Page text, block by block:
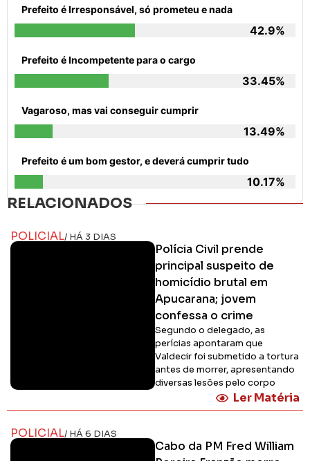
Prefeito é Irresponsável, só prometeu e nada
42.9%
Prefeito é Incompetente para o cargo
33.45%
Vagaroso, mas vai conseguir cumprir
13.49%
Prefeito é um bom gestor, e deverá cumprir tudo
10.17%
RELACIONADOS
POLICIAL/ HÁ 3 DIAS
Polícia Civil prende
principal suspeito de
homicídio brutal em
Apucarana; jovem
confessa o crime
Segundo o delegado, as
perícias apontaram que
Valdecir foi submetido a tortura
antes de morrer, apresentando
diversas lesões pelo corpo
Ler Matéria
POLICIAL/ HÁ 6 DIAS
Cabo da PM Fred William